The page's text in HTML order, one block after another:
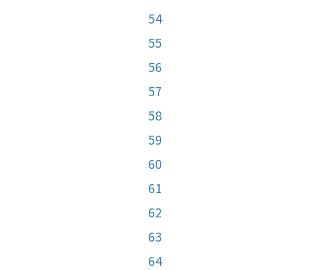
54
55
56
57
58
59
60
61
62
63
64